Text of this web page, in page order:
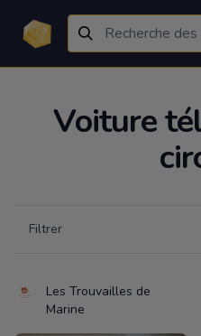
Voiture
Filtrer
Les Trouvailles de
Marine